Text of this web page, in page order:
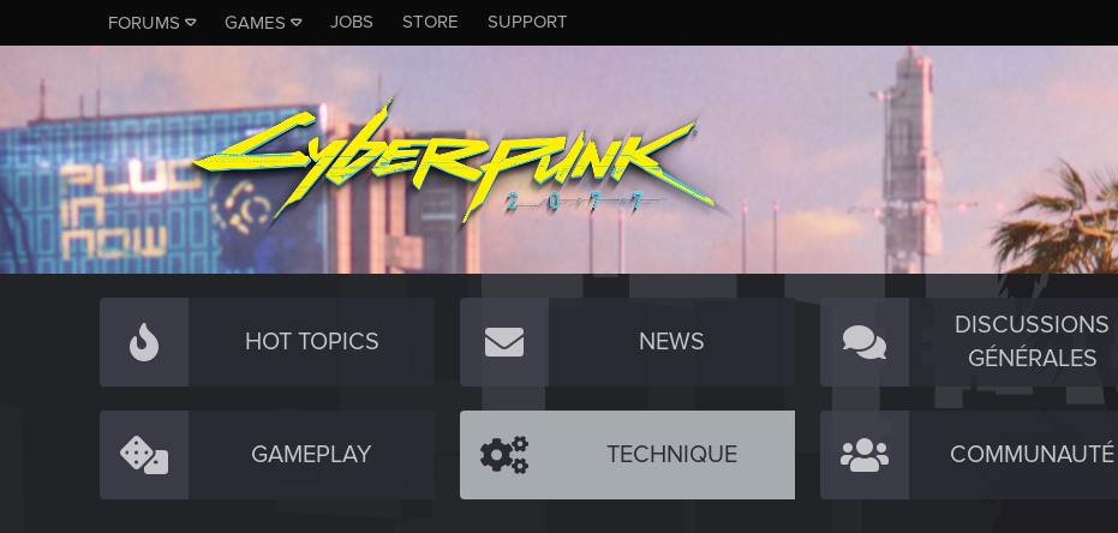
FORUMS GAMES JOBS STORE SUPPORT
HOT TOPICS NEWS
DISCUSSIONS
GÉNÉRALES
GAMEPLAY TECHNIQUE COMMUNAUTÉ